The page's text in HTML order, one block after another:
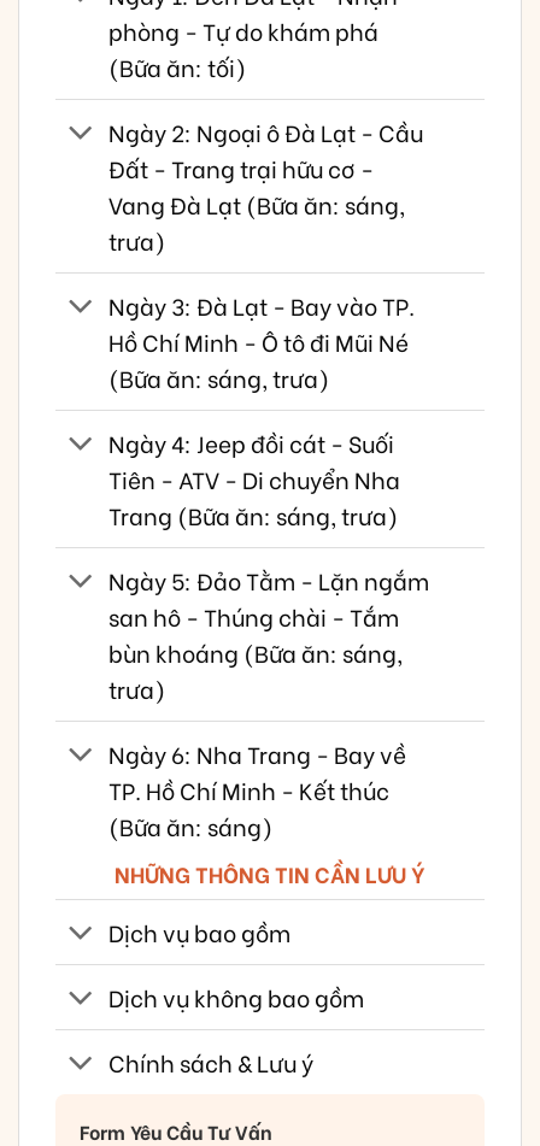
phòng - Tự do khám phá
(Bữa ăn: tối)
Ngày 2: Ngoại ô Đà Lạt - Cầu
Đất - Trang trại hữu cơ -
Vang Đà Lạt (Bữa ăn: sáng,
trưa)
Ngày 3: Đà Lạt - Bay vào TP.
Hồ Chí Minh - Ô tô đi Mũi Né
(Bữa ăn: sáng, trưa)
Ngày 4: Jeep đồi cát - Suối
Tiên - ATV - Di chuyển Nha
Trang (Bữa ăn: sáng, trưa)
Ngày 5: Đảo Tằm - Lặn ngắm
san hô - Thúng chài - Tắm
bùn khoáng (Bữa ăn: sáng,
trưa)
Ngày 6: Nha Trang - Bay về
TP. Hồ Chí Minh - Kết thúc
(Bữa ăn: sáng)
NHỮNG THÔNG TIN CẦN LƯU Ý
Dịch vụ bao gồm
Dịch vụ không bao gồm
Chính sách & Lưu ý
Form Yêu Cầu Tư Vấn